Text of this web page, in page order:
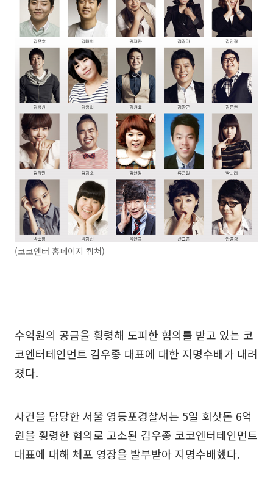
(코코엔터 홈페이지 캡처)
수억원의 공금을 횡령해 도피한 혐의를 받고 있는 코
코엔터테인먼트 김우종 대표에 대한 지명수배가 내려
졌다.
사건을 담당한 서울 영등포경찰서는 5일 회삿돈 6억
원을 횡령한 혐의로 고소된 김우종 코코엔터테인먼트
대표에 대해 체포 영장을 발부받아 지명수배했다.